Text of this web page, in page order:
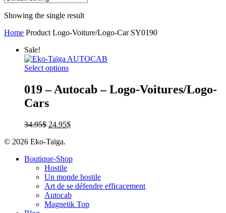
Showing the single result
Home Product Logo-Voiture/Logo-Car SY0190
Sale!
Select options
019 – Autocab – Logo-Voitures/Logo-
Cars
34.95$ 24.95$
© 2026 Eko-Taïga.
Boutique-Shop
Hostile
Un monde hostile
Art de se défendre efficacement
Autocab
Magnetik Top